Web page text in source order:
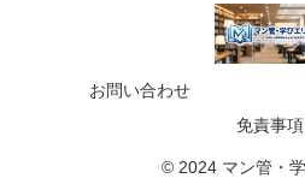
お問い合わせ
免責事項
© 2024 マン管・